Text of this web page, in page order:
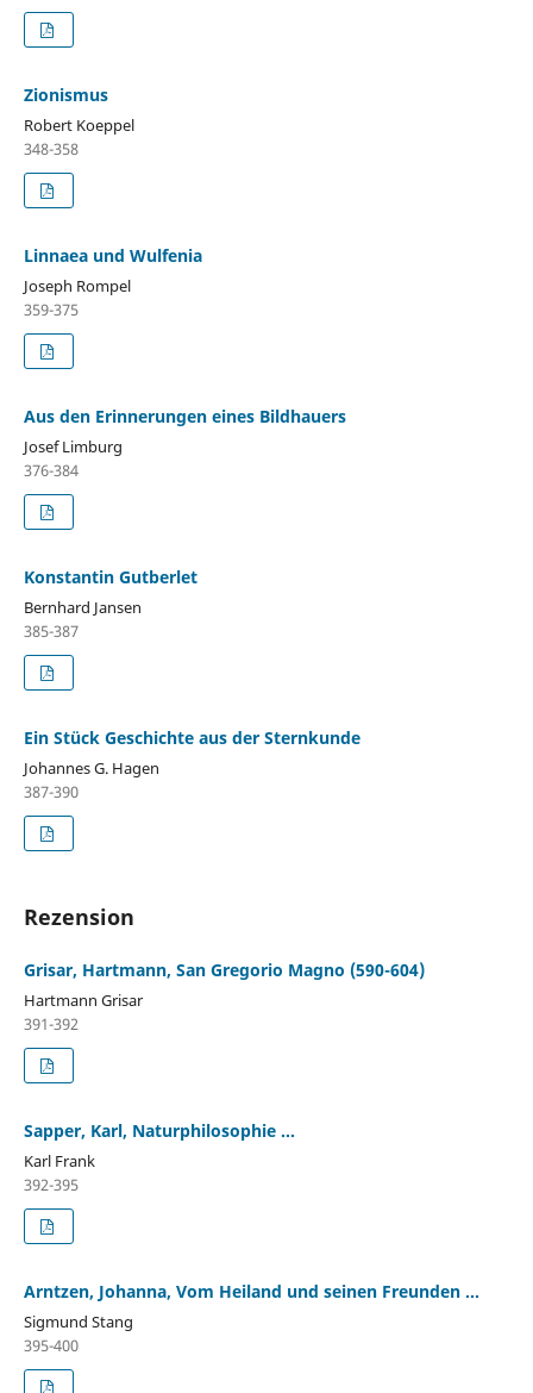
Zionismus
Robert Koeppel
348-358
Linnaea und Wulfenia
Joseph Rompel
359-375
Aus den Erinnerungen eines Bildhauers
Josef Limburg
376-384
Konstantin Gutberlet
Bernhard Jansen
385-387
Ein Stück Geschichte aus der Sternkunde
Johannes G. Hagen
387-390
Rezension
Grisar, Hartmann, San Gregorio Magno (590-604)
Hartmann Grisar
391-392
Sapper, Karl, Naturphilosophie ...
Karl Frank
392-395
Arntzen, Johanna, Vom Heiland und seinen Freunden ...
Sigmund Stang
395-400